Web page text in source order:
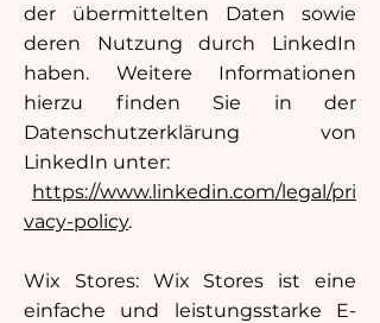
der übermittelten Daten sowie
deren Nutzung durch LinkedIn
haben. Weitere Informationen
hierzu finden Sie in der
Datenschutzerklärung von
LinkedIn unter:
https://www.linkedin.com/legal/pri
vacy-policy.
Wix Stores: Wix Stores ist eine
einfache und leistungsstarke E-